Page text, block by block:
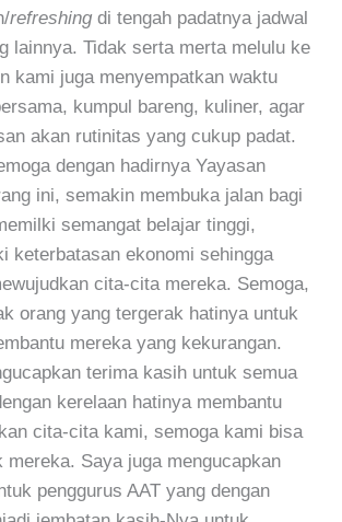
refreshingdi tengah padatnya jadwal
lainnya. Tidak serta merta melulu ke
kami juga menyempatkan waktu
kumpul bareng, kuliner, agar
akan rutinitas yang cukup padat.
dengan hadirnya Yayasan
ini, semakin membuka jalan bagi
semangat belajar tinggi,
keterbatasan ekonomi sehingga
cita-cita mereka. Semoga,
orang yang tergerak hatinya untuk
mereka yang kekurangan.
terima kasih untuk semua
kerelaan hatinya membantu
cita-cita kami, semoga kami bisa
mereka. Saya juga mengucapkan
penggurus AAT yang dengan